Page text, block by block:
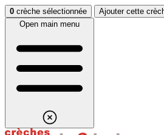
Aller au contenuAller au footer
0 crèche sélectionnée
Ajouter cette
Open main menu